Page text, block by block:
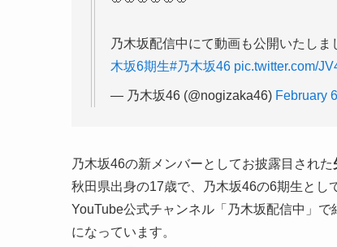
乃木坂配信中にて動画も公開いたし
木坂6期生#乃木坂46 pic.twitter.com/
— 乃木坂46 (@nogizaka46) February
乃木坂46の新メンバーとしてお披露目された
秋田県出身の17歳で、乃木坂46の6期生とし
YouTube公式チャンネル「乃木坂配信中」
になっています。